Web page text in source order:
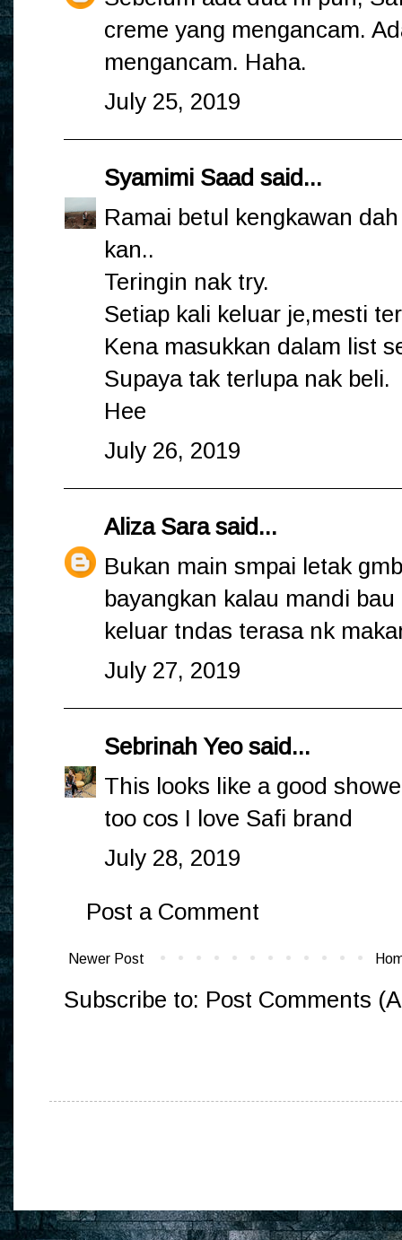
creme yang mengancam.
mengancam. Haha.
July 25, 2019
Syamimi Saad said...
Ramai betul kengkawan
kan..
Teringin nak try.
Setiap kali keluar je,mesti
Kena masukkan dalam list
Supaya tak terlupa nak beli.
Hee
July 26, 2019
Aliza Sarasaid...
Bukan main smpai letak
bayangkan kalau mandi
keluar tndas terasa nk
July 27, 2019
Sebrinah Yeosaid...
This looks like a good
too cos I love Safi brand
July 28, 2019
Post a Comment
Newer Post
Subscribe to: Post Comments